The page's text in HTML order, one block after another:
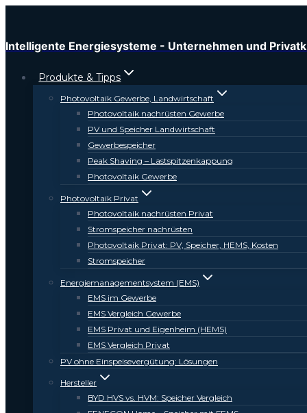
springen
Intelligente Energiesysteme - Unternehmen und
Produkte & Tipps
Photovoltaik Gewerbe, Landwirtschaft
Photovoltaik nachrüsten Gewerbe
PV und Speicher Landwirtschaft
Gewerbespeicher
Peak Shaving – Lastspitzenkappung
Photovoltaik Gewerbe
Photovoltaik Privat
Photovoltaik nachrüsten Privat
Stromspeicher nachrüsten
Photovoltaik Privat: PV, Speicher, HEMS, Kosten
Stromspeicher
Energiemanagementsystem (EMS)
EMS im Gewerbe
EMS Vergleich Gewerbe
EMS Privat und Eigenheim (HEMS)
EMS Vergleich Privat
PV ohne Einspeisevergütung: Lösungen
Hersteller
BYD HVS vs. HVM: Speicher Vergleich